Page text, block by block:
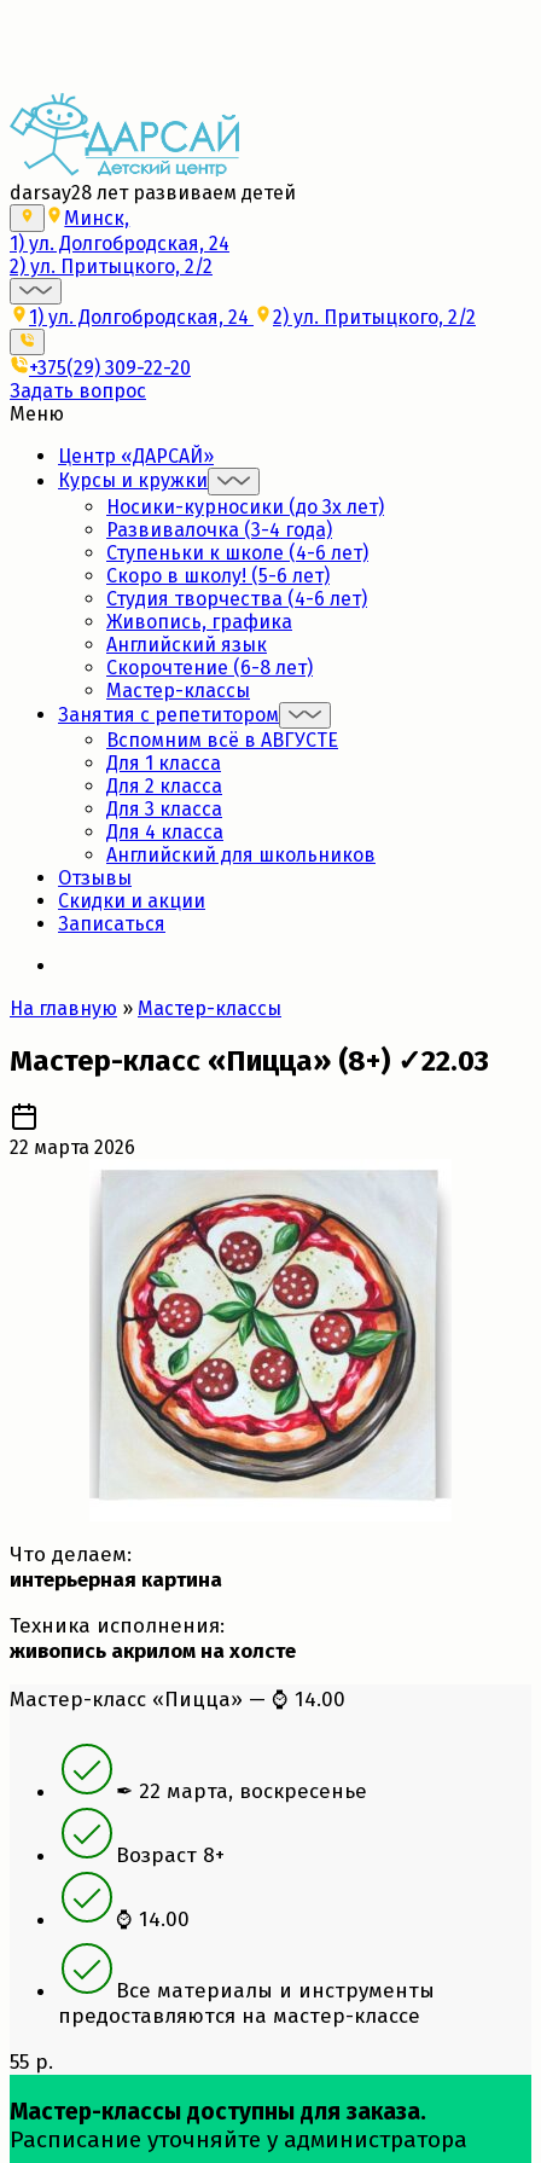
darsay28 лет развиваем детей
Минск,
1) ул. Долгобродская, 24
2) ул. Притыцкого, 2/2
1) ул. Долгобродская, 24 2) ул. Притыцкого, 2/2
+375(29) 309-22-20
Задать вопрос
Меню
Центр «ДАРСАЙ»
Курсы и кружки
Носики-курносики (до 3х лет)
Развивалочка (3-4 года)
Ступеньки к школе (4-6 лет)
Скоро в школу! (5-6 лет)
Студия творчества (4-6 лет)
Живопись, графика
Английский язык
Скорочтение (6-8 лет)
Мастер-классы
Занятия с репетитором
Вспомним всё в АВГУСТЕ
Для 1 класса
Для 2 класса
Для 3 класса
Для 4 класса
Английский для школьников
Отзывы
Скидки и акции
Записаться
На главную » Мастер-классы
Мастер-класс «Пицца» (8+) ✓22.03
22 марта 2026
Что делаем:
интерьерная картина
Техника исполнения:
живопись акрилом на холсте
Мастер-класс «Пицца» — ⌚ 14.00
✒ 22 марта, воскресенье
Возраст 8+
⌚ 14.00
Все материалы и инструменты
предоставляются на мастер-классе
55 р.
Мастер-классы доступны для заказа.
Расписание уточняйте у администратора